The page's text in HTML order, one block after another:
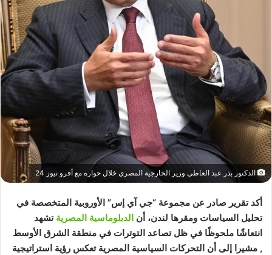
الدكتور بدر عبد العاطي وزير الخارجية المصري خلال حواره مع أفرو نيوز 24
أكد تقرير صادر عن مجموعة “جي آي إس” الأوروبية المتخصصة في
تحليل السياسات ومقرها لندن، أن الدبلوماسية المصرية تشهد
انتعاشًا ملحوظًا في ظل تصاعد التوترات في منطقة الشرق الأوسط
, مشيرا إلى أن التحركات السياسية المصرية تعكس رؤية استراتيجية